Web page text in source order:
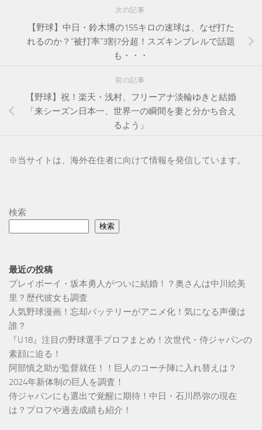
次の記事
【野球】中日・鈴木博の155キロの速球は、なぜ打た
れるのか？“被打率”3割7分超！スズキンブレルで話題
も・・・
前の記事
【野球】祝！楽天・浅村、フリーアナ淡輪ゆきと結婚
「来シーズン日本一、世界一の瞬間を妻と分かち合え
るよう」
※当サイトは、海外在住者に向けて情報を発信しています。
検索
検索
最近の投稿
プレイボーイ・坂本勇人がついに結婚！？奥さんは中川絵美
里？歴代彼女も調査
人気野球漫画！忘却バッテリーがアニメ化！気になる声優は
誰？
『U18』注目の野球選手プロフまとめ！次世代・侍ジャパンの
素顔に迫る！
阿部慎之助が監督就任！！巨人のコーチ陣に入れ替えは？
2024年新体制の巨人を調査！
侍ジャパンにも選出で覚醒に期待！中日・石川昂弥の現在
は？プロフや過去成績も紹介！